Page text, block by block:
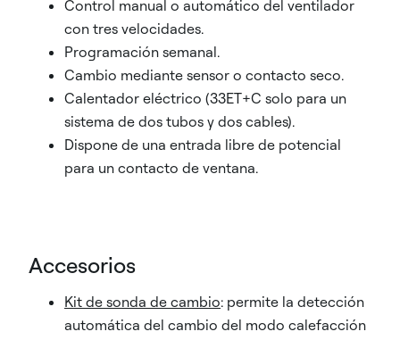
Control manual o automático del ventilador
con tres velocidades.
Programación semanal.
Cambio mediante sensor o contacto seco.
Calentador eléctrico (33ET+C solo para un
sistema de dos tubos y dos cables).
Dispone de una entrada libre de potencial
para un contacto de ventana.
Accesorios
Kit de sonda de cambio: permite la detección
automática del cambio del modo calefacción